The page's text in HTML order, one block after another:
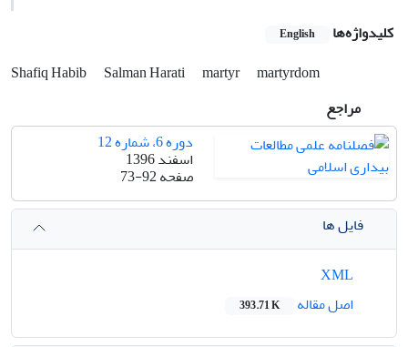
کلیدواژه‌ها English
Shafiq Habib Salman Harati martyr martyrdom
مراجع
دوره 6، شماره 12
اسفند 1396
صفحه73-92
فایل ها
اصل مقاله
393.71 K